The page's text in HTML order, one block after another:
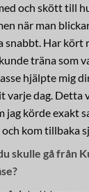
och skött till
när man
snabbt. Har kört
träna som
hjälpte mig
varje dag. Detta
körde exakt
kom tillbaka
skulle gå från